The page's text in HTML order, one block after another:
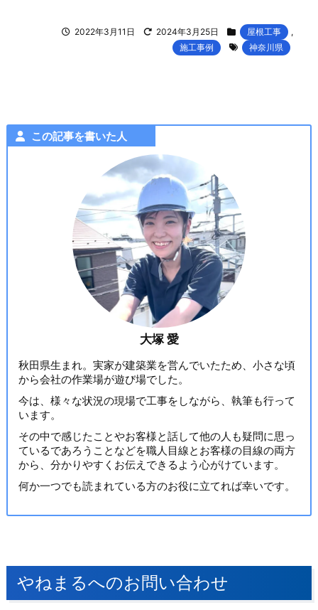
2022年3月11日 2024年3月25日 屋根工事
,
施工事例
神奈川県
この記事を書いた人
大塚 愛
秋田県生まれ。実家が建築業を営んでいたため、小さな頃
から会社の作業場が遊び場でした。
今は、様々な状況の現場で工事をしながら、執筆も行って
います。
その中で感じたことやお客様と話して他の人も疑問に思っ
ているであろうことなどを職人目線とお客様の目線の両方
から、分かりやすくお伝えできるよう心がけています。
何か一つでも読まれている方のお役に立てれば幸いです。
やねまるへのお問い合わせ